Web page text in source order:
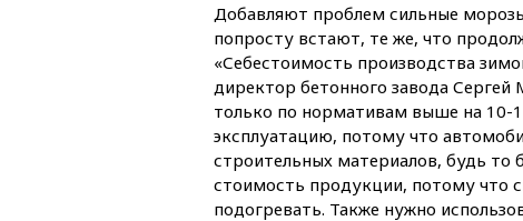
Добавляют проблем сильные
попросту встают, те же, что
«Себестоимость производства
директор бетонного завода
только по нормативам выше на 10-
эксплуатацию, потому что
строительных материалов, будь то
стоимость продукции, потому что
подогревать. Также нужно